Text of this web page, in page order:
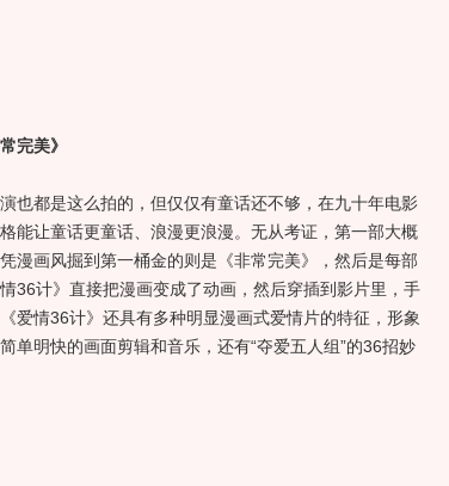
完美》
都是这么拍的，但仅仅有童话还不够，在九十年电影
能让童话更童话、浪漫更浪漫。无从考证，第一部大概
漫画风掘到第一桶金的则是《非常完美》，然后是每部
36计》直接把漫画变成了动画，然后穿插到影片里，手
爱情36计》还具有多种明显漫画式爱情片的特征，形象
单明快的画面剪辑和音乐，还有“夺爱五人组”的36招妙